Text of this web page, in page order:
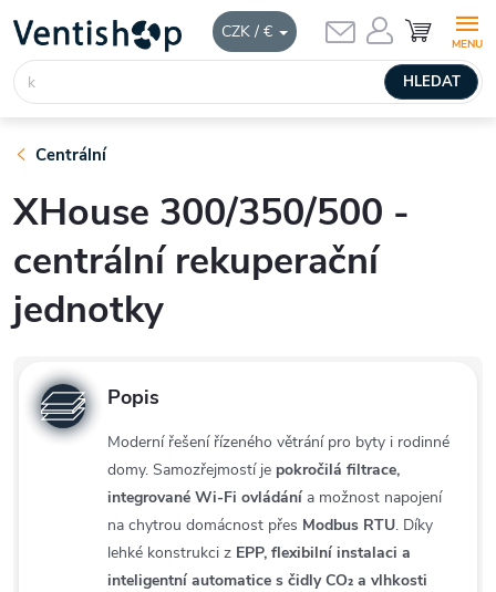
CZK / €
obsah
HLEDAT
NÁKUPNÍ
KOŠÍK
Centrální
XHouse 300/350/500 -
centrální rekuperační
jednotky
Popis
Moderní řešení řízeného větrání pro byty i rodinné
domy. Samozřejmostí je pokročilá filtrace,
integrované Wi-Fi ovládání a možnost napojení
na chytrou domácnost přes Modbus RTU. Díky
lehké konstrukci z EPP, flexibilní instalaci a
inteligentní automatice s čidly CO₂ a vlhkosti